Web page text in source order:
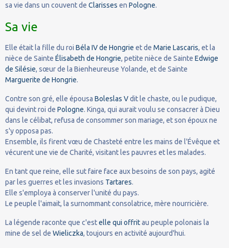
sa vie dans un couvent de Clarisses en Pologne.
Sa vie
Elle était la fille du roi Béla IV de Hongrie et de Marie Lascaris, et la
nièce de Sainte Élisabeth de Hongrie, petite nièce de Sainte Edwige
de Silésie, sœur de la Bienheureuse Yolande, et de Sainte
Marguerite de Hongrie.
Contre son gré, elle épousa Boleslas Vdit le chaste, ou le pudique,
qui devint roi de Pologne. Kinga, qui aurait voulu se consacrer à Dieu
dans le célibat, refusa de consommer son mariage, et son époux ne
s'y opposa pas.
Ensemble, ils firent vœu de Chasteté entre les mains de l'Évêque et
vécurent une vie de Charité, visitant les pauvres et les malades.
En tant que reine, elle sut faire face aux besoins de son pays, agité
par les guerres et les invasions Tartares.
Elle s'employa à conserver l'unité du pays.
Le peuple l'aimait, la surnommant consolatrice, mère nourricière.
La légende raconte que c'estelle qui offritau peuple polonais la
mine de sel de Wieliczka, toujours en activité aujourd'hui.